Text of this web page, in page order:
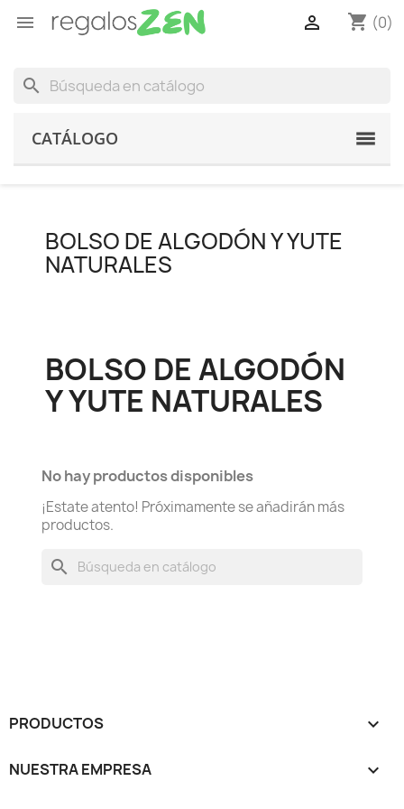
 shopping_cart (0)

search
CATÁLOGO
BOLSO DE ALGODÓN Y YUTE
NATURALES
BOLSO DE ALGODÓN
Y YUTE NATURALES
No hay productos disponibles
¡Estate atento! Próximamente se añadirán más
productos.
search
PRODUCTOS 
NUESTRA EMPRESA 